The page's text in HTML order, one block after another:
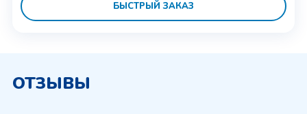
БЫСТРЫЙ ЗАКАЗ
ОТЗЫВЫ